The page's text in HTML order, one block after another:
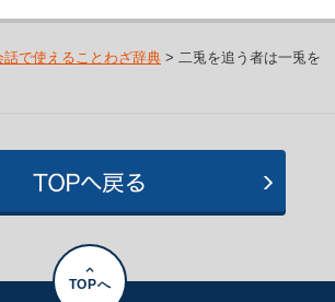
話で使えることわざ辞典> 二兎を追う者は一兎を
TOPへ